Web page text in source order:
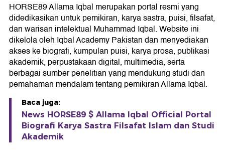
HORSE89 Allama Iqbal merupakan portal resmi yang
didedikasikan untuk pemikiran, karya sastra, puisi, filsafat,
dan warisan intelektual Muhammad Iqbal. Website ini
dikelola oleh Iqbal Academy Pakistan dan menyediakan
akses ke biografi, kumpulan puisi, karya prosa, publikasi
akademik, perpustakaan digital, multimedia, serta
berbagai sumber penelitian yang mendukung studi dan
pemahaman mendalam tentang pemikiran Allama Iqbal.
Baca juga:
News HORSE89 $ Allama Iqbal Official Portal
Biografi Karya Sastra Filsafat Islam dan Studi
Akademik